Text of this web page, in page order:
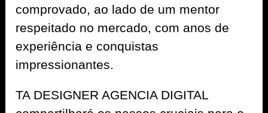
comprovado, ao lado de um mentor
respeitado no mercado, com anos de
experiência e conquistas
impressionantes.
TA DESIGNER AGENCIA DIGITAL